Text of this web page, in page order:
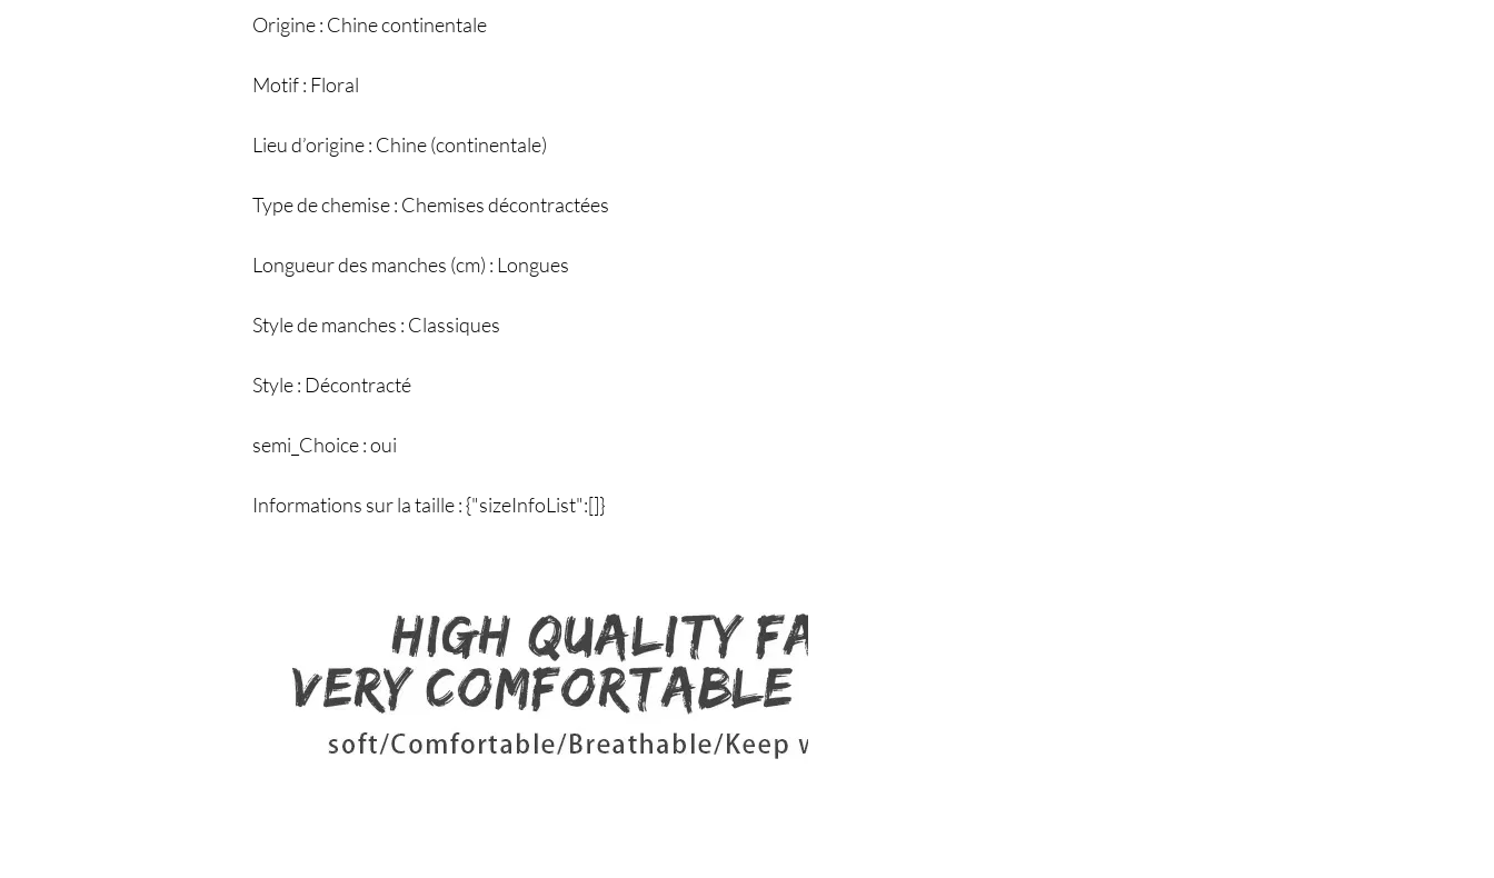
Origine : Chine continentale
Motif : Floral
Lieu d’origine : Chine (continentale)
Type de chemise : Chemises décontractées
Longueur des manches (cm) : Longues
Style de manches : Classiques
Style : Décontracté
semi_Choice : oui
Informations sur la taille : {"sizeInfoList":[]}